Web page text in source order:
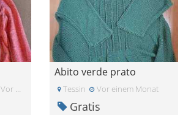
Vor einem Monat
Abito verde prato
Tessin Vor einem Monat
Gratis